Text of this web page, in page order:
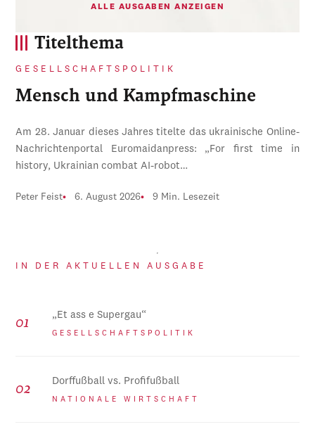
Titelthema
GESELLSCHAFTSPOLITIK
Mensch und Kampfmaschine
Am 28. Januar dieses Jahres titelte das ukrainische Online-
Nachrichtenportal Euromaidanpress: „For first time in
history, Ukrainian combat AI-robot…
Peter Feist 6. August 2026 9 Min. Lesezeit
IN DER AKTUELLEN AUSGABE
„Et ass e Supergau“
GESELLSCHAFTSPOLITIK
Dorffußball vs. Profifußball
NATIONALE WIRTSCHAFT
ALLE AUSGABEN ANZEIGEN